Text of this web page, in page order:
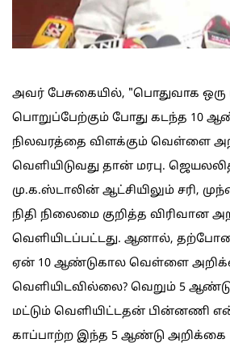
அவர் பேசுகையில், "பொதுவாக ஒரு
பொறுப்பேற்கும் போது கடந்த 10
நிலவரத்தை விளக்கும் வெள்ளை
வெளியிடுவது தான் மரபு.
மு.க.ஸ்டாலின் ஆட்சியிலும் சரி,
நிதி நிலைமை குறித்த விரிவான
வெளியிடப்பட்டது. ஆனால்,
ஏன் 10 ஆண்டுகால வெள்ளை
வெளியிடவில்லை? வெறும் 5
மட்டும் வெளியிட்டதன் பின்னணி
காப்பாற்ற இந்த 5 ஆண்டு அறிக்கை